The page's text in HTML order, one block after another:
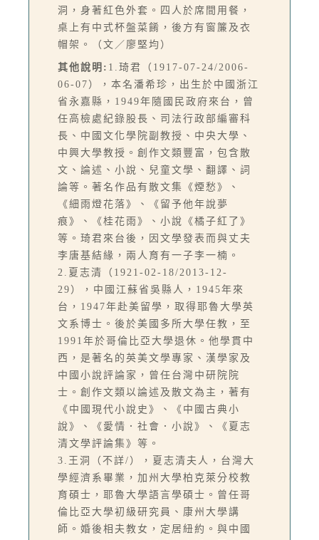
洞，身著紅色外套。四人於席間用餐，
桌上有中式杯盤菜餚，後方有窗簾及衣
帽架。（文／廖堅均）
其他說明: 1.琦君（1917-07-24/2006-
06-07），本名潘希珍，出生於中國浙江
省永嘉縣，1949年隨國民政府來台，曾
任高檢處紀錄股長、司法行政部編審科
長、中國文化學院副教授、中央大學、
中興大學教授。創作文類豐富，包含散
文、論述、小說、兒童文學、翻譯、詞
論等。著名作品有散文集《煙愁》、
《細雨燈花落》、《留予他年說夢
痕》、《桂花雨》、小說《橘子紅了》
等。琦君來台後，因文學發表而與丈夫
李唐基結緣，兩人育有一子李一楠。
2.夏志清（1921-02-18/2013-12-
29），中國江蘇省吳縣人，1945年來
台，1947年赴美留學，取得耶魯大學英
文系博士。後於美國多所大學任教，至
1991年於哥倫比亞大學退休。他學貫中
西，是著名的英美文學專家、漢學家及
中國小說評論家，曾任台灣中研院院
士。創作文類以論述及散文為主，著有
《中國現代小說史》、《中國古典小
說》、《愛情．社會．小說》、《夏志
清文學評論集》等。
3.王洞（不詳/），夏志清夫人，台灣大
學經濟系畢業，加州大學柏克萊分校教
育碩士，耶魯大學語言學碩士。曾任哥
倫比亞大學初級研究員、康州大學講
師。婚後相夫教女，定居紐約。與中國